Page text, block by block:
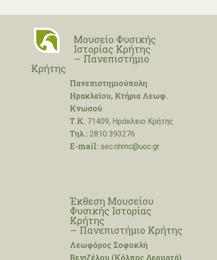
Μουσείο Φυσικής
Ιστορίας Κρήτης
– Πανεπιστήμιο
Κρήτης
Πανεπιστημιούπολη
Ηρακλείου, Κτήρια Λεωφ.
Κνωσού
Τ.Κ. 71409, Ηράκλειο Κρήτης
Τηλ.: 2810 393276
E-mail: sec.nhmc@uoc.gr
Έκθεση Μουσείου
Φυσικής Ιστορίας
Κρήτης
– Πανεπιστήμιο Κρήτης
Λεωφόρος Σοφοκλή
Βενιζέλου (Κόλπος Δερματά)